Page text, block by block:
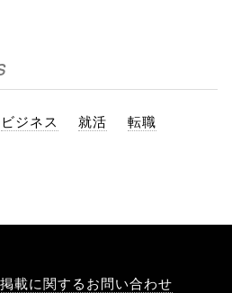
ビジネス 就活 転職
載に関するお問い合わせ